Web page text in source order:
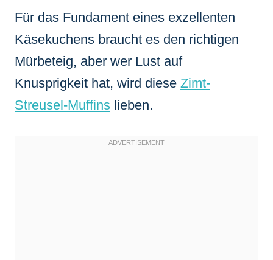
Für das Fundament eines exzellenten
Käsekuchens braucht es den richtigen
Mürbeteig, aber wer Lust auf
Knusprigkeit hat, wird diese Zimt-
Streusel-Muffins lieben.